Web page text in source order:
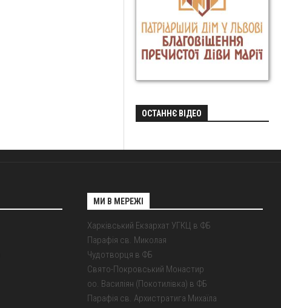
ОСТАННЄ ВІДЕО
МИ В МЕРЕЖІ
Харківський Екзархат УГКЦ в ФБ
Парафія св. Миколая
Чудотворця в ФБ
Свято-Покровський Монастир
оо. Василіян (Покотилівка) в ФБ
Парафія св. Архистратига Михаїла